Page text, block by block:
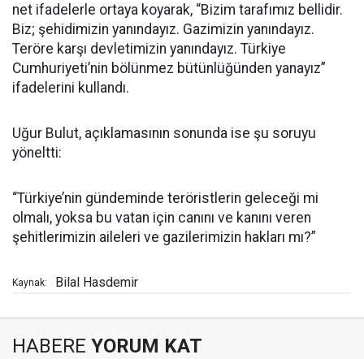
net ifadelerle ortaya koyarak, “Bizim tarafımız bellidir.
Biz; şehidimizin yanındayız. Gazimizin yanındayız.
Teröre karşı devletimizin yanındayız. Türkiye
Cumhuriyeti’nin bölünmez bütünlüğünden yanayız”
ifadelerini kullandı.
Uğur Bulut, açıklamasının sonunda ise şu soruyu
yöneltti:
“Türkiye’nin gündeminde teröristlerin geleceği mi
olmalı, yoksa bu vatan için canını ve kanını veren
şehitlerimizin aileleri ve gazilerimizin hakları mı?”
Kaynak: Bilal Hasdemir
HABERE YORUM KAT